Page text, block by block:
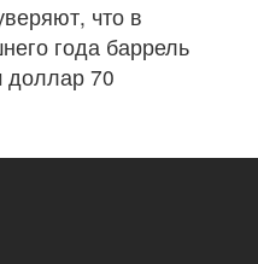
что в
года баррель
доллар 70